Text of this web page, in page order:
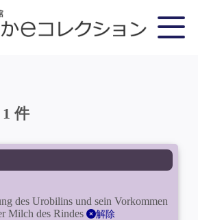
1 件
des Urobilins und sein Vorkommen
Milch des Rindes
解除